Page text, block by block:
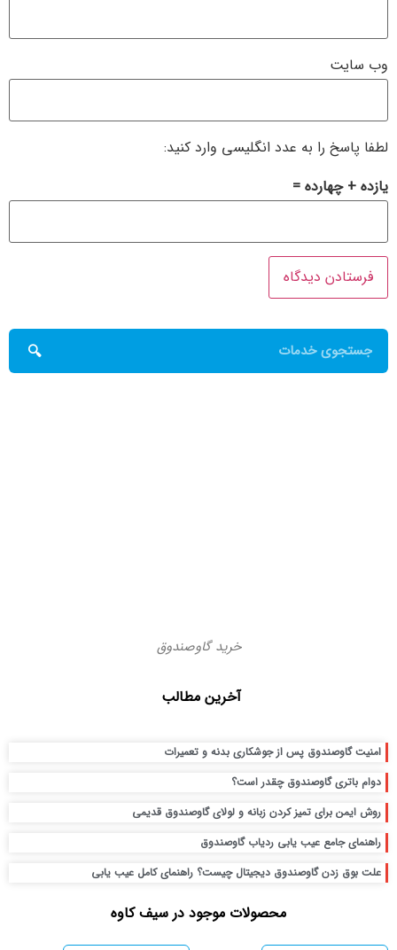
وب‌ سایت
لطفا پاسخ را به عدد انگلیسی وارد کنید:
یازده + چهارده =
خرید گاوصندوق
آخرین مطالب
امنیت گاوصندوق پس از جوشکاری بدنه و تعمیرات
دوام باتری گاوصندوق چقدر است؟
روش ایمن برای تمیز کردن زبانه و لولای گاوصندوق قدیمی
راهنمای جامع عیب یابی ردیاب گاوصندوق
علت بوق زدن گاوصندوق دیجیتال چیست؟ راهنمای کامل عیب یابی
محصولات موجود در سیف کاوه